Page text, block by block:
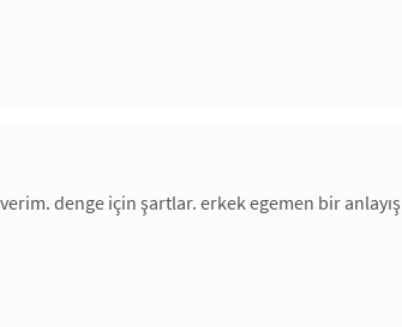
denge için şartlar. erkek egemen bir